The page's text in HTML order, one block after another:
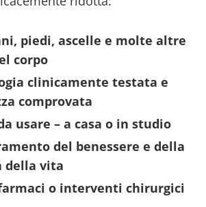
piedi, ascelle e molte altre
corpo
clinicamente testata e
comprovata
usare – a casa o in studio
del benessere e della
della vita
o interventi chirurgici